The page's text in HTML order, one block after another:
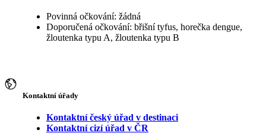
Povinná očkování: žádná
Doporučená očkování: břišní tyfus, horečka dengue,
žloutenka typu A, žloutenka typu B
Kontaktní úřady
Kontaktní český úřad v destinaci
Kontaktní cizí úřad v ČR